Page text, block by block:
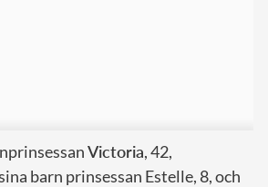
Victoria, 42,
barn prinsessan Estelle, 8, och